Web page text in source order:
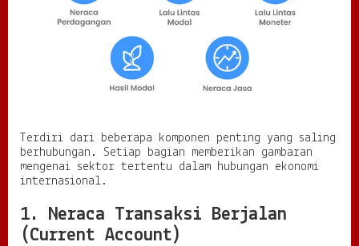
Terdiri dari beberapa komponen penting yang saling
berhubungan. Setiap bagian memberikan gambaran
mengenai sektor tertentu dalam hubungan ekonomi
internasional.
1. Neraca Transaksi Berjalan
(Current Account)